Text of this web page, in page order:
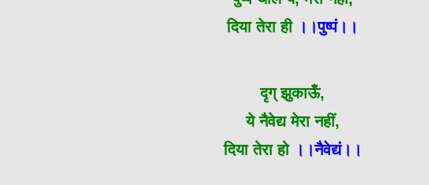
दिया तेरा ही ।।पुष्पं।।
दृग् झुकाऊँ,
ये नैवेद्य मेरा नहीं,
दिया तेरा हो ।।नैवेद्यं।।